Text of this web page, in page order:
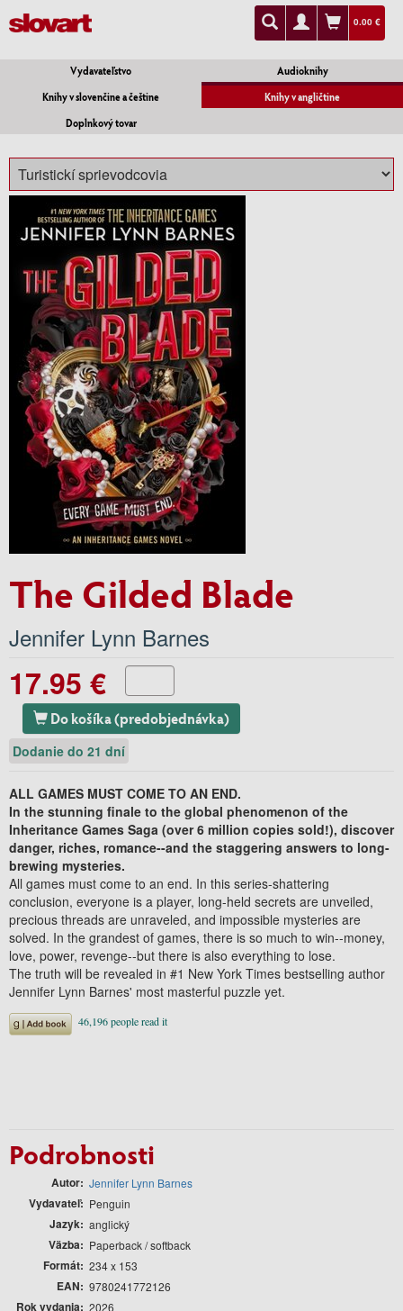
0.00 €
Vydavateľstvo
Audioknihy
Knihy v slovenčine a češtine
Knihy v angličtine
Doplnkový tovar
The Gilded Blade
Jennifer Lynn Barnes
17.95 €
Do košíka (predobjednávka)
Dodanie do 21 dní
ALL GAMES MUST COME TO AN END.
In the stunning finale to the global phenomenon of the
Inheritance Games Saga (over 6 million copies sold!), discover
danger, riches, romance--and the staggering answers to long-
brewing mysteries.
All games must come to an end. In this series-shattering
conclusion, everyone is a player, long-held secrets are unveiled,
precious threads are unraveled, and impossible mysteries are
solved. In the grandest of games, there is so much to win--money,
love, power, revenge--but there is also everything to lose.
The truth will be revealed in #1 New York Times bestselling author
Jennifer Lynn Barnes' most masterful puzzle yet.
Podrobnosti
Autor Jennifer Lynn Barnes
Vydavateľ Penguin
Jazyk anglický
Väzba Paperback / softback
Formát 234 x 153
EAN 9780241772126
Rok vydania 2026